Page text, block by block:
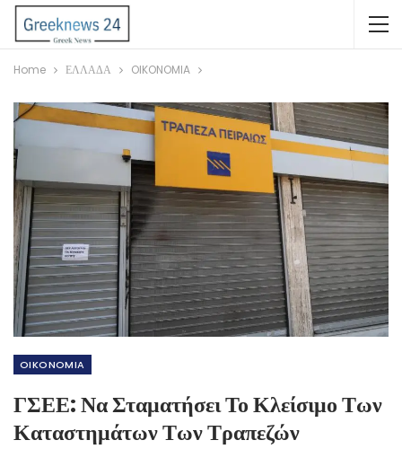
Home ΕΛΛΑΔΑ OIKONOMIA
OIKONOMIA
ΓΣΕΕ: Να Σταματήσει Το Κλείσιμο Των
Καταστημάτων Των Τραπεζών